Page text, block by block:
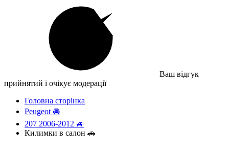
Ваш відгук
прийнятий і очікує модерації
Головна сторінка
Peugeot 🚘
207 2006-2012 🚙
Килимки в салон 🚗